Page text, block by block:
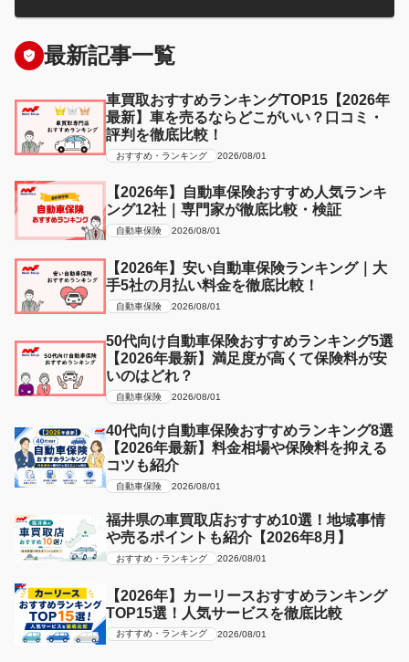
最新記事一覧
車買取おすすめランキングTOP15【2026年
最新】車を売るならどこがいい？口コミ・
評判を徹底比較！
おすすめ・ランキング 2026/08/01
【2026年】自動車保険おすすめ人気ランキ
ング12社｜専門家が徹底比較・検証
自動車保険 2026/08/01
【2026年】安い自動車保険ランキング｜大
手5社の月払い料金を徹底比較！
自動車保険 2026/08/01
50代向け自動車保険おすすめランキング5選
【2026年最新】満足度が高くて保険料が安
いのはどれ？
自動車保険 2026/08/01
40代向け自動車保険おすすめランキング8選
【2026年最新】料金相場や保険料を抑える
コツも紹介
自動車保険 2026/08/01
福井県の車買取店おすすめ10選！地域事情
や売るポイントも紹介【2026年8月】
おすすめ・ランキング 2026/08/01
【2026年】カーリースおすすめランキング
TOP15選！人気サービスを徹底比較
おすすめ・ランキング 2026/08/01